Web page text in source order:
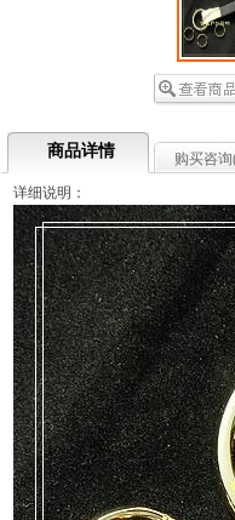
商品详情
购买咨询
详细说明：